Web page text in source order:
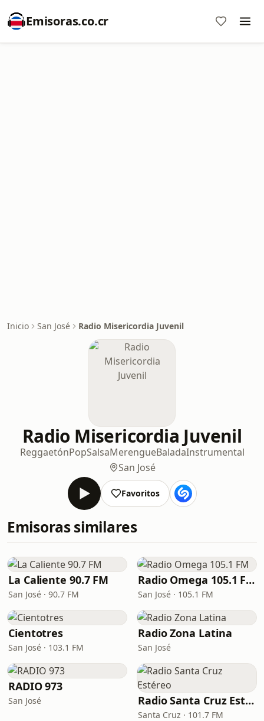
Emisoras.co.cr
Inicio San José Radio Misericordia Juvenil
Radio Misericordia Juvenil
ReggaetónPopSalsaMerengueBaladaInstrumental
San José
Favoritos
Emisoras similares
La Caliente 90.7 FM
San José · 90.7 FM
Radio Omega 105.1 FM
San José · 105.1 FM
Cientotres
San José · 103.1 FM
Radio Zona Latina
San José
RADIO 973
San José Radio Santa Cruz Estéreo
Santa Cruz · 101.7 FM